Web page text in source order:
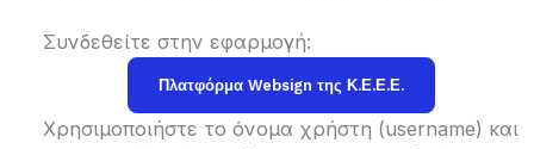
Συνδεθείτε στην εφαρμογή:
Πλατφόρμα Websign της Κ.Ε.Ε.Ε.
Χρησιμοποιήστε το όνομα χρήστη (username) και